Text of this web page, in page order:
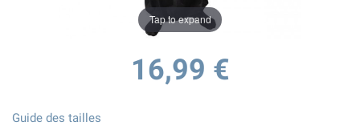
Tap to expand
16,99 €
Guide des tailles